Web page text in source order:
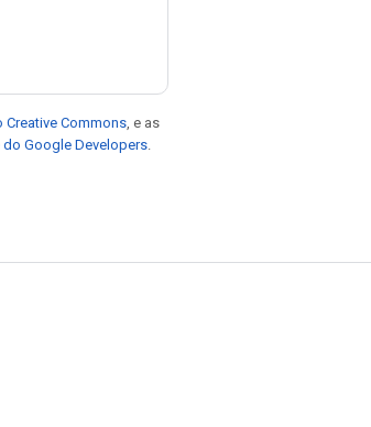
Commons, e as
Google Developers.